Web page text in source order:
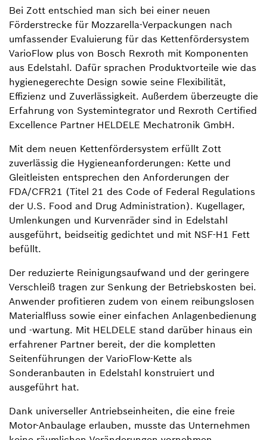
Bei Zott entschied man sich bei einer neuen
Förderstrecke für Mozzarella-Verpackungen nach
umfassender Evaluierung für das Kettenfördersystem
VarioFlow plus von Bosch Rexroth mit Komponenten
aus Edelstahl. Dafür sprachen Produktvorteile wie das
hygienegerechte Design sowie seine Flexibilität,
Effizienz und Zuverlässigkeit. Außerdem überzeugte die
Erfahrung von Systemintegrator und Rexroth Certified
Excellence Partner HELDELE Mechatronik GmbH.
Mit dem neuen Kettenfördersystem erfüllt Zott
zuverlässig die Hygieneanforderungen: Kette und
Gleitleisten entsprechen den Anforderungen der
FDA/CFR21 (Titel 21 des Code of Federal Regulations
der U.S. Food and Drug Administration). Kugellager,
Umlenkungen und Kurvenräder sind in Edelstahl
ausgeführt, beidseitig gedichtet und mit NSF-H1 Fett
befüllt.
Der reduzierte Reinigungsaufwand und der geringere
Verschleiß tragen zur Senkung der Betriebskosten bei.
Anwender profitieren zudem von einem reibungslosen
Materialfluss sowie einer einfachen Anlagenbedienung
und -wartung. Mit HELDELE stand darüber hinaus ein
erfahrener Partner bereit, der die kompletten
Seitenführungen der VarioFlow-Kette als
Sonderanbauten in Edelstahl konstruiert und
ausgeführt hat.
Dank universeller Antriebseinheiten, die eine freie
Motor-Anbaulage erlauben, musste das Unternehmen